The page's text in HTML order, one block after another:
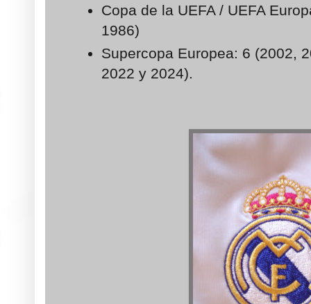
Copa de la UEFA / UEFA
1986)
Supercopa Europea: 6 (2002,
2022 y 2024).